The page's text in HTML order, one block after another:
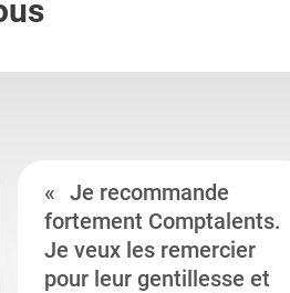
Je recommande
fortement Comptalents.
Je veux les remercier
pour leur gentillesse et